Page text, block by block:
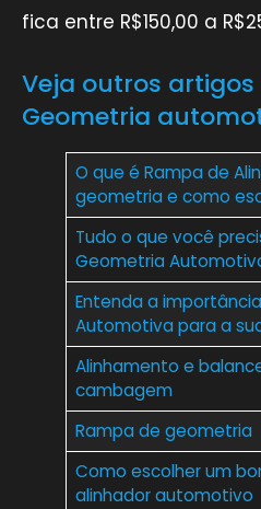
fica entre R$150,00 a
Veja outros
Geometria
O que é Rampa de
geometria e como
Tudo o que você
Geometria
Entenda a
Automotiva para a
Alinhamento e
cambagem
Rampa de geometria
Como escolher um
alinhador automotivo